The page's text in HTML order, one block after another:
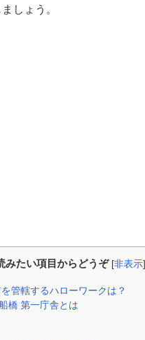
しょう。
みたい項目からどうぞ [非表示]
管轄するハローワークは？
橋 第一庁舎とは